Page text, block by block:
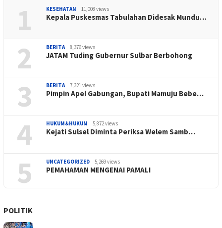
1 KESEHATAN 11,008 views
Kepala Puskesmas Tabulahan Didesak Mundu…
2 BERITA 8,376 views
JATAM Tuding Gubernur Sulbar Berbohong
3 BERITA 7,321 views
Pimpin Apel Gabungan, Bupati Mamuju Bebe…
4 HUKUM&HUKUM 5,872 views
Kejati Sulsel Diminta Periksa Welem Samb…
5 UNCATEGORIZED 5,269 views
PEMAHAMAN MENGENAI PAMALI
POLITIK